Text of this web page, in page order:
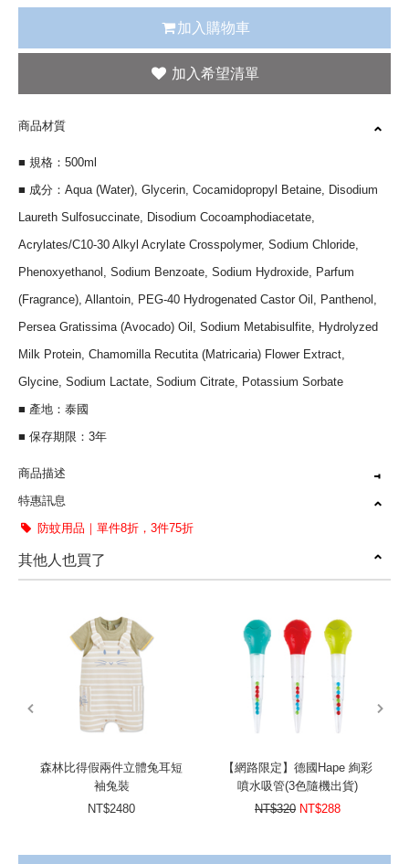
加入購物車
商品材質
■ 規格：500ml
■ 成分：Aqua (Water), Glycerin, Cocamidopropyl Betaine, Disodium
Laureth Sulfosuccinate, Disodium Cocoamphodiacetate,
Acrylates/C10-30 Alkyl Acrylate Crosspolymer, Sodium Chloride,
Phenoxyethanol, Sodium Benzoate, Sodium Hydroxide, Parfum
(Fragrance), Allantoin, PEG-40 Hydrogenated Castor Oil, Panthenol,
Persea Gratissima (Avocado) Oil, Sodium Metabisulfite, Hydrolyzed
Milk Protein, Chamomilla Recutita (Matricaria) Flower Extract,
Glycine, Sodium Lactate, Sodium Citrate, Potassium Sorbate
■ 產地：泰國
■ 保存期限：3年
商品描述
溫和清潔不刺激
滋潤肌膚及頭髮
可泡澡洗髮沐浴
特惠訊息
防蚊用品｜單件8折，3件75折
其他人也買了
森林比得假兩件立體兔耳短
袖兔裝
NT$2480
【網路限定】德國Hape 絢彩
噴水吸管(3色隨機出貨)
NT$320 NT$288